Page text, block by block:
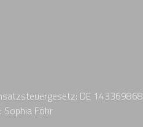
DE 143369868
Föhr